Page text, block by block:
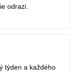
odrazi.
týden a každého